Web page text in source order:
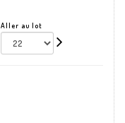
Aller au lot